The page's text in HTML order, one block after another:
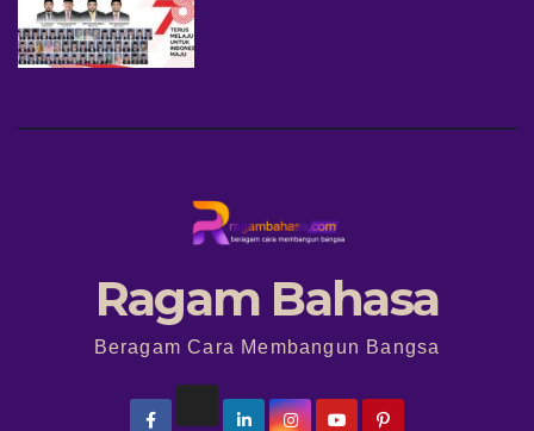
Ragam Bahasa
Beragam Cara Membangun Bangsa